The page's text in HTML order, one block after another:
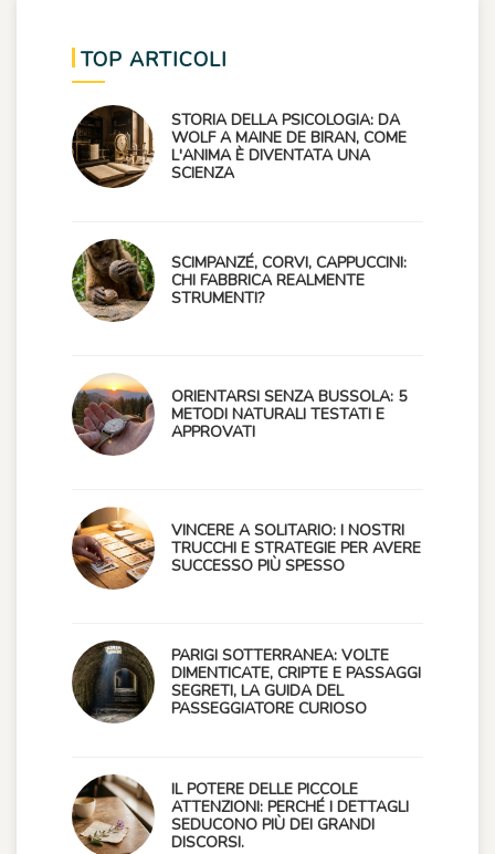
TOP ARTICOLI
STORIA DELLA PSICOLOGIA: DA
WOLF A MAINE DE BIRAN, COME
L'ANIMA È DIVENTATA UNA
SCIENZA
SCIMPANZÉ, CORVI, CAPPUCCINI:
CHI FABBRICA REALMENTE
STRUMENTI?
ORIENTARSI SENZA BUSSOLA: 5
METODI NATURALI TESTATI E
APPROVATI
VINCERE A SOLITARIO: I NOSTRI
TRUCCHI E STRATEGIE PER AVERE
SUCCESSO PIÙ SPESSO
PARIGI SOTTERRANEA: VOLTE
DIMENTICATE, CRIPTE E PASSAGGI
SEGRETI, LA GUIDA DEL
PASSEGGIATORE CURIOSO
IL POTERE DELLE PICCOLE
ATTENZIONI: PERCHÉ I DETTAGLI
SEDUCONO PIÙ DEI GRANDI
DISCORSI.